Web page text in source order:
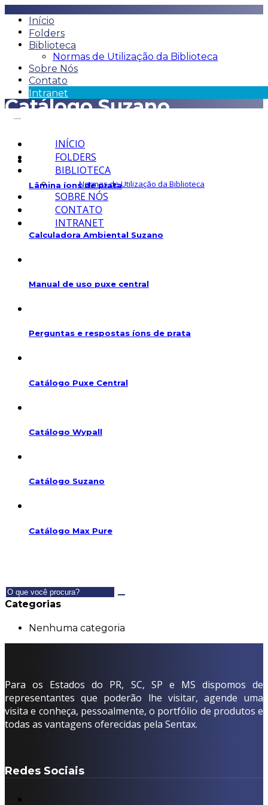
Início
Folders
Biblioteca
Normas de Utilização da Biblioteca
Sobre Nós
Contato
Intranet
INÍCIO
FOLDERS
BIBLIOTECA
Normas de Utilização da Biblioteca
SOBRE NÓS
CONTATO
INTRANET
Catálogo Suzano
Lâmina íons de prata
Calculadora Ambiental Suzano
Manual de uso puxe central
Perguntas e respostas íons de prata
Catálogo Puxe Central
Catálogo Wypall
Catálogo Suzano
Catálogo Max Pure
Categorias
Nenhuma categoria
Para os Estados do PR, SC, SP e MS dispomos de
representantes que poderão lhe visitar, agende uma
visita e conheça, pessoalmente, o portfólio de produtos e
todas as vantagens oferecidas pela Sentax.
Redes Sociais